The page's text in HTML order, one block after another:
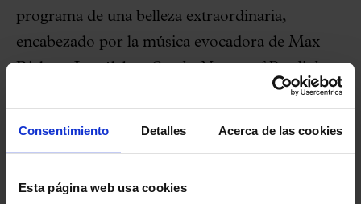
Consentimiento Detalles Acerca de las cookies
Esta página web usa cookies
programa de una belleza extraordinaria,
encabezado por la música evocadora de Max
Richter. La célebreOn the Nature of Daylight,